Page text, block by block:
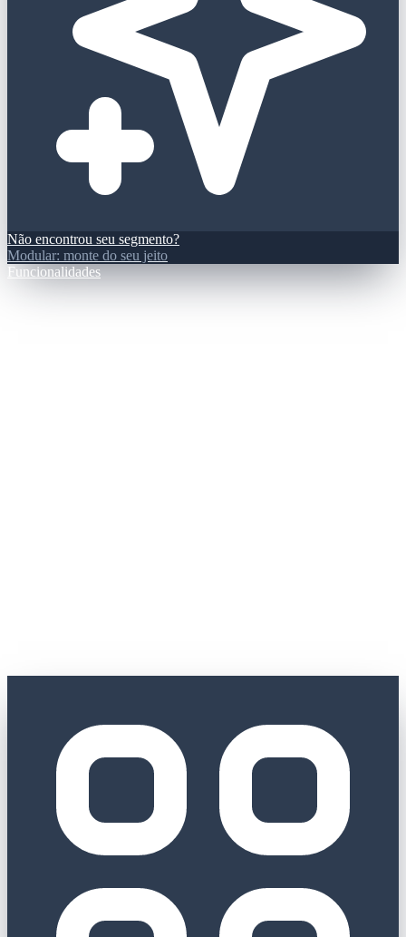
Não encontrou seu segmento?
Modular: monte do seu jeito
Funcionalidades